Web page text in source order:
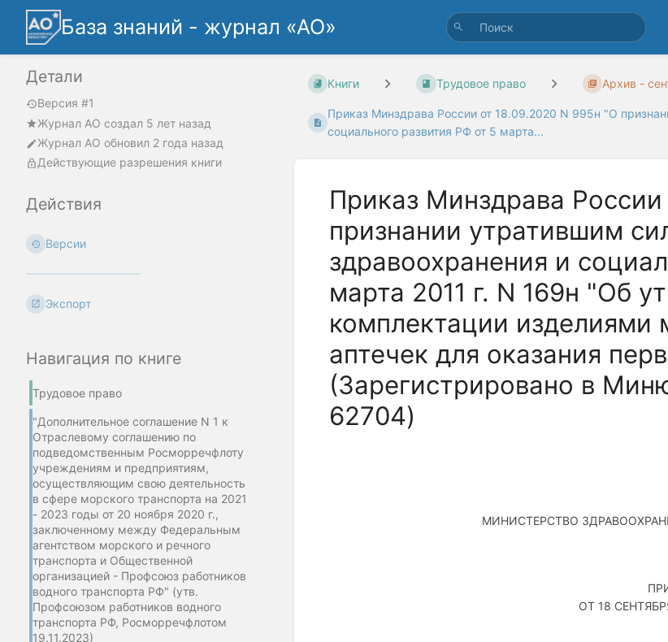
База знаний - журнал «АО»
Детали
Версия #1
Журнал АО создал 5 лет назад
Журнал АО обновил 2 года назад
Действующие разрешения книги
Действия
Версии
Экспорт
Навигация по книге
Трудовое право
"Дополнительное соглашение N 1 к
Отраслевому соглашению по
подведомственным Росморречфлоту
учреждениям и предприятиям,
осуществляющим свою деятельность
в сфере морского транспорта на 2021
- 2023 годы от 20 ноября 2020 г.,
заключенному между Федеральным
агентством морского и речного
транспорта и Общественной
организацией - Профсоюз работников
водного транспорта РФ" (утв.
Профсоюзом работников водного
транспорта РФ, Росморречфлотом
19.11.2023)
Книги Трудовое право Архив -
Приказ Минздрава России от 18.09.2020 N 995н "О
социального развития РФ от 5 марта...
Приказ Минздрава
признании утратившим
здравоохранения и
марта 2011 г. N 169н "Об
комплектации изделиями
аптечек для оказания
(Зарегистрировано в
62704)
МИНИСТЕРСТВО
ОТ 18